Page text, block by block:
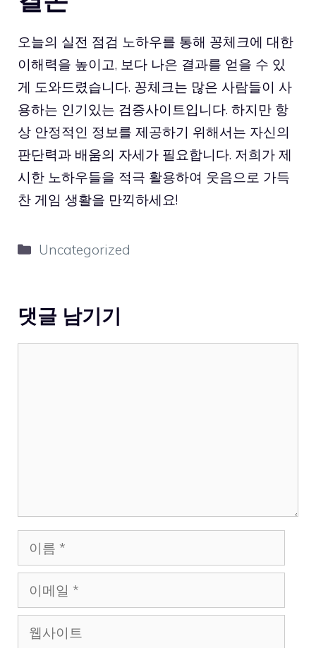
오늘의 실전 점검 노하우를 통해 꽁체크에 대한
이해력을 높이고, 보다 나은 결과를 얻을 수 있
게 도와드렸습니다. 꽁체크는 많은 사람들이 사
용하는 인기있는 검증사이트입니다. 하지만 항
상 안정적인 정보를 제공하기 위해서는 자신의
판단력과 배움의 자세가 필요합니다. 저희가 제
시한 노하우들을 적극 활용하여 웃음으로 가득
찬 게임 생활을 만끽하세요!
카
리
Uncategorized
댓글 남기기
름
메
일